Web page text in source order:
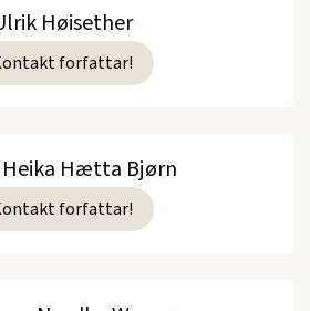
Høisether
forfattar!
Heika Hætta Bjørn
forfattar!